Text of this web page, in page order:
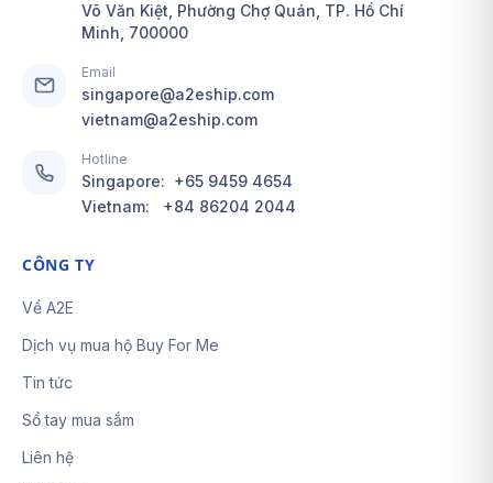
Võ Văn Kiệt, Phường Chợ Quán, TP. Hồ Chí
Minh, 700000
Email
singapore@a2eship.com
vietnam@a2eship.com
Hotline
Singapore: +65 9459 4654
Vietnam: +84 86204 2044
CÔNG TY
Về A2E
Dịch vụ mua hộ Buy For Me
Tin tức
Sổ tay mua sắm
Liên hệ